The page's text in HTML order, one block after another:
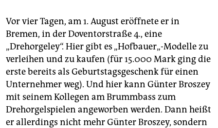
Vor vier Tagen, am 1. August eröffnete er in
Bremen, in der Doventorstraße 4., eine
„Drehorgeley“. Hier gibt es „Hofbauer„-Modelle zu
verleihen und zu kaufen (für 15.000 Mark ging die
erste bereits als Geburtstagsgeschenk für einen
Unternehmer weg). Und hier kann Günter Broszey
mit seinem Kollegen am Brummbass zum
Drehorgelspielen angeworben werden. Dann heißt
er allerdings nicht mehr Günter Broszey, sondern